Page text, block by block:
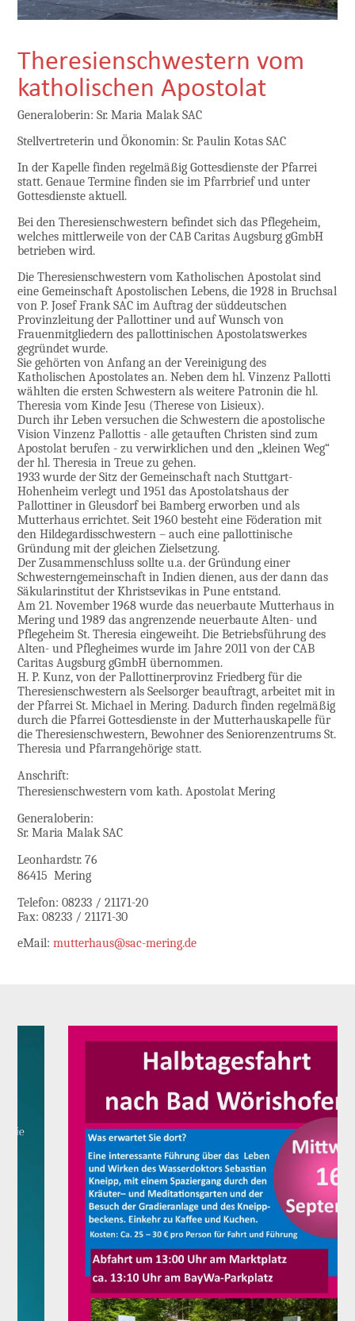
Theresienschwestern vom
katholischen Apostolat
Generaloberin: Sr. Maria Malak SAC
Stellvertreterin und Ökonomin:Sr. Paulin Kotas SAC
In der Kapelle finden regelmäßig Gottesdienste der Pfarrei
statt. Genaue Termine finden sie im Pfarrbrief und unter
Gottesdienste aktuell.
Bei den Theresienschwestern befindet sich das Pflegeheim,
welches mittlerweile von der CAB Caritas Augsburg gGmbH
betrieben wird.
Die Theresienschwestern vom Katholischen Apostolat sind
eine Gemeinschaft Apostolischen Lebens, die 1928 in Bruchsal
von P. Josef Frank SAC im Auftrag der süddeutschen
Provinzleitung der Pallottiner und auf Wunsch von
Frauenmitgliedern des pallottinischen Apostolatswerkes
gegründet wurde.
Sie gehörten von Anfang an der Vereinigung des
Katholischen Apostolates an. Neben dem hl. Vinzenz Pallotti
wählten die ersten Schwestern als weitere Patronin die hl.
Theresia vom Kinde Jesu (Therese von Lisieux).
Durch ihr Leben versuchen die Schwestern die apostolische
Vision Vinzenz Pallottis - alle getauften Christen sind zum
Apostolat berufen - zu verwirklichen und den „kleinen Weg“
der hl. Theresia in Treue zu gehen.
1933 wurde der Sitz der Gemeinschaft nach Stuttgart-
Hohenheim verlegt und 1951 das Apostolatshaus der
Pallottiner in Gleusdorf bei Bamberg erworben und als
Mutterhaus errichtet. Seit 1960 besteht eine Föderation mit
den Hildegardisschwestern – auch eine pallottinische
Gründung mit der gleichen Zielsetzung.
Der Zusammenschluss sollte u.a. der Gründung einer
Schwesterngemeinschaft in Indien dienen, aus der dann das
Säkularinstitut der Khristsevikas in Pune entstand.
Am 21. November 1968 wurde das neuerbaute Mutterhaus in
Mering und 1989 das angrenzende neuerbaute Alten- und
Pflegeheim St. Theresia eingeweiht. Die Betriebsführung des
Alten- und Pflegheimes wurde im Jahre 2011 von der CAB
Caritas Augsburg gGmbH übernommen.
H. P. Kunz, von der Pallottinerprovinz Friedberg für die
Theresienschwestern als Seelsorger beauftragt, arbeitet mit in
der Pfarrei St. Michael in Mering. Dadurch finden regelmäßig
durch die Pfarrei Gottesdienste in der Mutterhauskapelle für
die Theresienschwestern, Bewohner des Seniorenzentrums St.
Theresia und Pfarrangehörige statt.
Anschrift:
Theresienschwestern vom kath. Apostolat Mering
Generaloberin:
Sr. Maria Malak SAC
Leonhardstr. 76
86415 Mering
Telefon: 08233 / 21171-20
Fax: 08233 / 21171-30
eMail:mutterhaus@sac-mering.de